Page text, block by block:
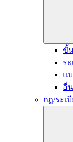
ขั้
ร
แ
อื่
กฎ/ระเ